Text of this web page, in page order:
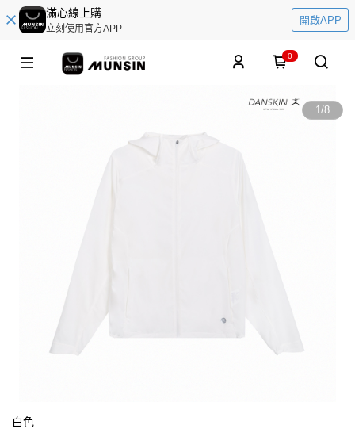
滿心線上購
立刻使用官方APP
開啟APP
0
1/8
白色